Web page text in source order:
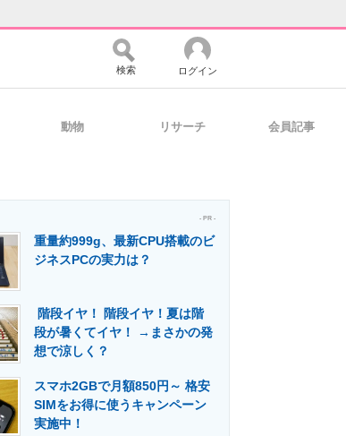
マーケ×ITの今がよく分かる
建設×テクノロジーの最前線
検索 ログイン
動物 リサーチ 会員記事
- PR -
重量約999g、最新CPU搭載のビ
ジネスPCの実力は？
階段イヤ！ 階段イヤ！夏は階
段が暑くてイヤ！ →まさかの発
想で涼しく？
スマホ2GBで月額850円～ 格安
SIMをお得に使うキャンペーン
実施中！